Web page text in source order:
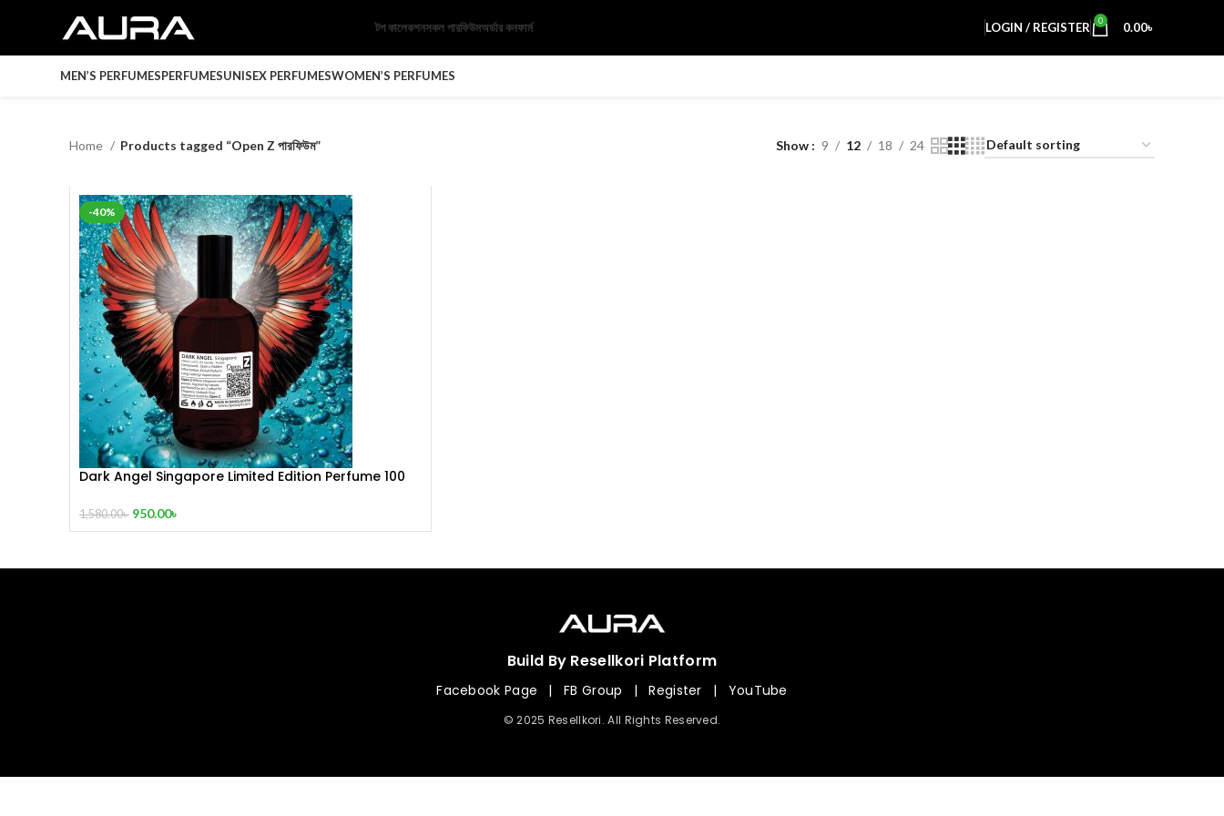
টপ কালেকশনসকল পারফিউমঅর্ডার কনফার্ম LOGIN / REGISTER 0 0.00৳
MEN’S PERFUMESPERFUMESUNISEX PERFUMESWOMEN’S PERFUMES
Home Products tagged “Open Z পারফিউম” Show 9 12 18 24
-40%
Dark Angel Singapore Limited Edition Perfume 100
1,580.00৳ 950.00৳
Build By Resellkori Platform
Facebook Page | FB Group | Register | YouTube
© 2025 Resellkori. All Rights Reserved.